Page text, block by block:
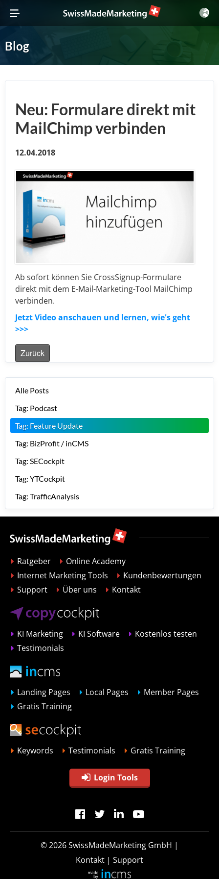
Blog
Neu: Formulare direkt mit
MailChimp verbinden
12.04.2018
Ab sofort können Sie CrossSignup-Formulare
direkt mit dem E-Mail-Marketing-Tool MailChimp
verbinden.
Jetzt Video anschauen und lernen, wie's geht
>>>
Zurück
Alle Posts
Tag: Podcast
Tag: Feature Update
Tag: BizProfit / inCMS
Tag: SECockpit
Tag: YTCockpit
Tag: TrafficAnalysis
Ratgeber
Online Academy
Internet Marketing Tools
Kundenbewertungen
Support
Über uns Kontakt
KI Marketing KI Software
Kostenlos testen
Testimonials
Landing Pages Local Pages
Member Pages
Gratis Training
Keywords Testimonials Gratis Training
Login Tools
© 2026SwissMadeMarketing GmbH |
Kontakt | Support